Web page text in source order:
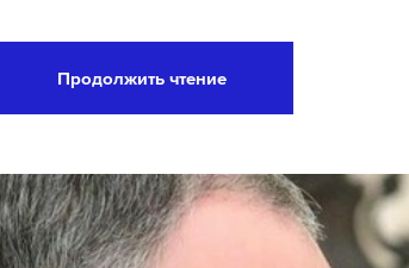
которая расширяет
принятия этого документа»,
дома Сара Сандерс.
Продолжить чтение